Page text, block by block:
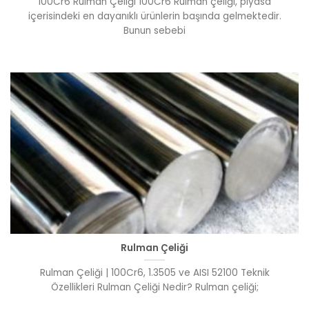
içerisindeki en dayanıklı ürünlerin başında gelmektedir.
Bunun sebebi
Rulman Çeliği
Rulman Çeliği | 100Cr6, 1.3505 ve AISI 52100 Teknik
Özellikleri Rulman Çeliği Nedir? Rulman çeliği;